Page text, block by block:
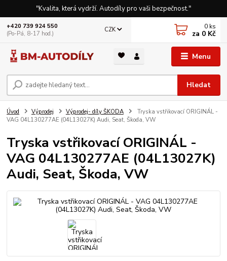
"Kvalita, která vydrží. Autodíly pro vaši bezpečnost."
Menu
CZK
Hledat
+420 739 924 550
(Po-Pá, 8-17 hod.)
0 ks
za 0 Kč
Úvod Výprodej Výprodej- díly ŠKODA
Tryska vstřikovací ORIGINÁL -
VAG 04L130277AE (04L13027K) Audi, Seat, Škoda, VW
Tryska vstřikovací ORIGINÁL -
VAG 04L130277AE (04L13027K)
Audi, Seat, Škoda, VW